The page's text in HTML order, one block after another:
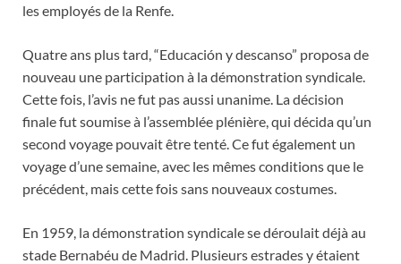
les employés de la Renfe.
Quatre ans plus tard, “Educación y descanso” proposa de
nouveau une participation à la démonstration syndicale.
Cette fois, l’avis ne fut pas aussi unanime. La décision
finale fut soumise à l’assemblée plénière, qui décida qu’un
second voyage pouvait être tenté. Ce fut également un
voyage d’une semaine, avec les mêmes conditions que le
précédent, mais cette fois sans nouveaux costumes.
En 1959, la démonstration syndicale se déroulait déjà au
stade Bernabéu de Madrid. Plusieurs estrades y étaient